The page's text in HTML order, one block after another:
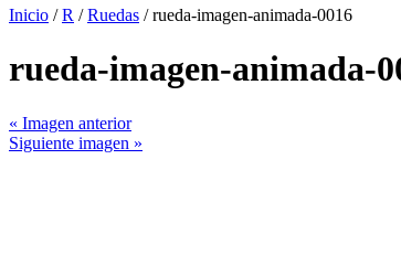
Inicio /R /Ruedas / rueda-imagen-animada-0016
rueda-imagen-animada-
« Imagen anterior
Siguiente imagen »